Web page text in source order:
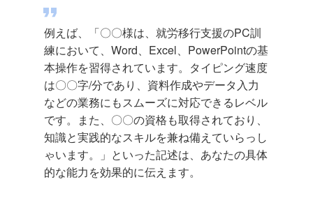
例えば、「〇〇様は、就労移行支援のPC訓
練において、Word、Excel、PowerPointの基
本操作を習得されています。タイピング速度
は〇〇字/分であり、資料作成やデータ入力
などの業務にもスムーズに対応できるレベル
です。また、〇〇の資格も取得されており、
知識と実践的なスキルを兼ね備えていらっし
ゃいます。」といった記述は、あなたの具体
的な能力を効果的に伝えます。